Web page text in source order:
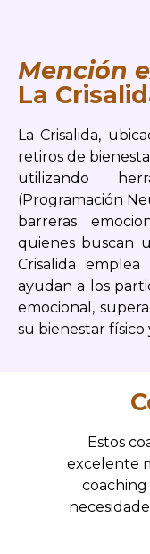
Mención
La
La Crisalida,
retiros de
utilizando
(Programación
barreras
quienes buscan
Crisalida emplea
ayudan a los
emocional,
su bienestar físico
Estos
excelente
coaching